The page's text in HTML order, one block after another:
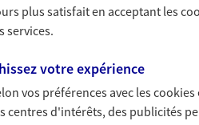
Toutes nos
plus satisfait en acceptant les
services.
votre expérience
vos préférences avec lescookies
centres d'intérêts, des publicités